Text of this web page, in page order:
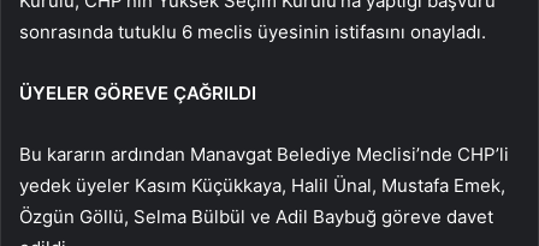
sonrasında tutuklu 6 meclis üyesinin istifasını onayladı.
ÜYELER GÖREVE ÇAĞRILDI
Bu kararın ardından Manavgat Belediye Meclisi’nde CHP’li
yedek üyeler Kasım Küçükkaya, Halil Ünal, Mustafa Emek,
Özgün Göllü, Selma Bülbül ve Adil Baybuğ göreve davet